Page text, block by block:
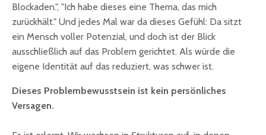
Blockaden.", "Ich habe dieses eine Thema, das mich
zurückhält." Und jedes Mal war da dieses Gefühl: Da sitzt
ein Mensch voller Potenzial, und doch ist der Blick
ausschließlich auf das Problem gerichtet. Als würde die
eigene Identität auf das reduziert, was schwer ist.
Dieses Problembewusstsein ist kein persönliches
Versagen.